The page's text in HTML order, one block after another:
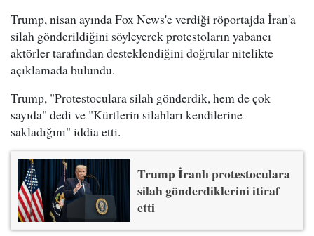
Trump, nisan ayında Fox News'e verdiği röportajda İran'a
silah gönderildiğini söyleyerek protestoların yabancı
aktörler tarafından desteklendiğini doğrular nitelikte
açıklamada bulundu.
Trump, "Protestoculara silah gönderdik, hem de çok
sayıda" dedi ve "Kürtlerin silahları kendilerine
sakladığını" iddia etti.
Trump İranlı protestoculara
silah gönderdiklerini itiraf
etti